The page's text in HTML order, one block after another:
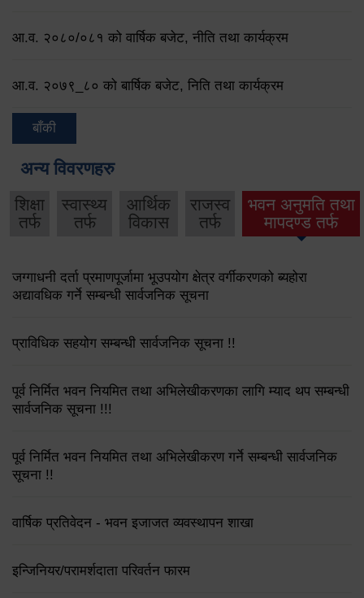
आ.व. २०८०/०८१ को वार्षिक बजेट, नीति तथा कार्यक्रम
आ.व. २०७९‌_८० को बार्षिक बजेट, निति तथा कार्यक्रम
बाँकी
अन्य विवरणहरु
शिक्षा
तर्फ
स्वास्थ्य
तर्फ
आर्थिक
विकास
राजस्व
तर्फ
भवन अनुमति तथा
मापदण्ड तर्फ
जग्गाधनी दर्ता प्रमाणपूर्जामा भूउपयोग क्षेत्र वर्गीकरणको ब्यहोरा
अद्यावधिक गर्ने सम्बन्धी सार्वजनिक सूचना
प्राविधिक सहयोग सम्बन्धी सार्वजनिक सूचना !!
पूर्व निर्मित भवन नियमित तथा अभिलेखीकरणका लागि म्याद थप सम्बन्धी
सार्वजनिक सूचना !!!
पूर्व निर्मित भवन नियमित तथा अभिलेखीकरण गर्ने सम्बन्धी सार्वजनिक
सूचना !!
वार्षिक प्रतिवेदन - भवन इजाजत व्यवस्थापन शाखा
इन्जिनियर/परामर्शदाता परिवर्तन फारम